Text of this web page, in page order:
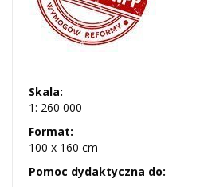
Skala:
1: 260 000
Format:
100 x 160 cm
Pomoc dydaktyczna do: